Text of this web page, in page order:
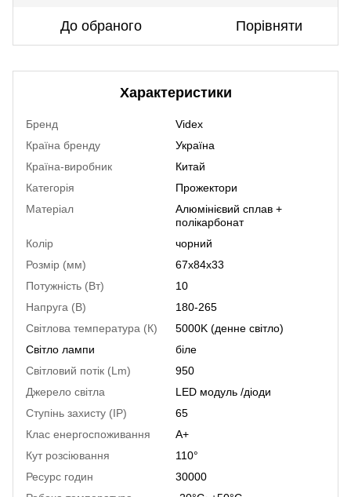
До обраного Порівняти
Характеристики
Бренд
Videx
Країна бренду
Україна
Країна-виробник
Китай
Категорія
Прожектори
Матеріал
Алюмінієвий сплав +
полікарбонат
Колір
чорний
Розмір (мм)
67х84х33
Потужність (Вт)
10
Напруга (В)
180-265
Світлова температура (К)
5000K (денне світло)
Світло лампи
біле
Світловий потік (Lm)
950
Джерело світла
LED модуль /діоди
Ступінь захисту (IP)
65
Клас енергоспоживання
A+
Кут розсіювання
110°
Ресурс годин
30000